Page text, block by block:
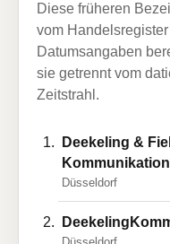
Diese früheren
vom
Datumsangaben
sie getrennt vom
Zeitstrahl.
Deekeling &
Düsseldorf